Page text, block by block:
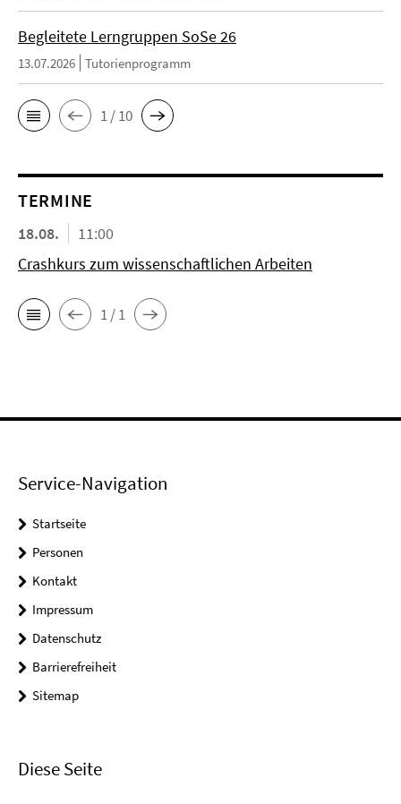
Begleitete Lerngruppen SoSe 26
13.07.2026 Tutorienprogramm
1 / 10
TERMINE
18.08.
11:00
Crashkurs zum wissenschaftlichen Arbeiten
1 / 1
Service-Navigation
Startseite
Personen
Kontakt
Impressum
Datenschutz
Barrierefreiheit
Sitemap
Diese Seite